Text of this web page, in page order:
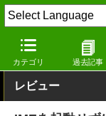
カテゴリ 過去記事
窓の杜 オフィス・
レビュー